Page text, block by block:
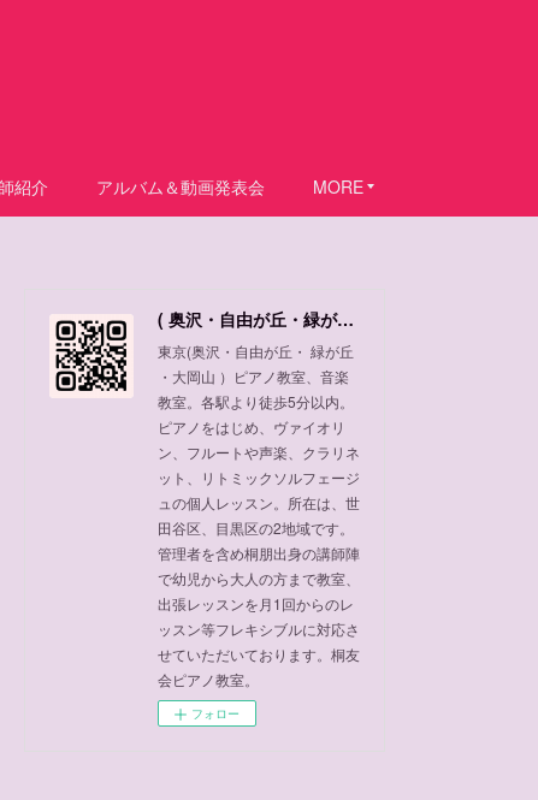
紹介 アルバム＆動画発表会 MORE
( 奥沢・自由が丘・緑が丘 ・大岡山 ) ピアノ教室、音楽教室
東京(奥沢・自由が丘・ 緑が丘
・大岡山 ）ピアノ教室、音楽
教室。各駅より徒歩5分以内。
ピアノをはじめ、ヴァイオリ
ン、フルートや声楽、クラリネ
ット、リトミックソルフェージ
ュの個人レッスン。所在は、世
田谷区、目黒区の2地域です。
管理者を含め桐朋出身の講師陣
で幼児から大人の方まで教室、
出張レッスンを月1回からのレ
ッスン等フレキシブルに対応さ
せていただいております。桐友
会ピアノ教室。
フォロー